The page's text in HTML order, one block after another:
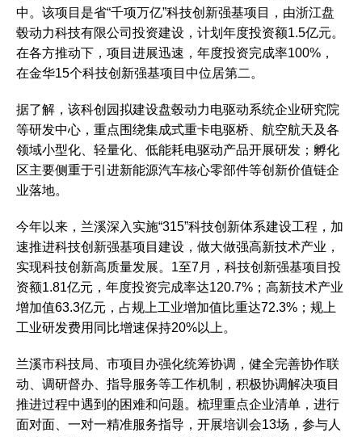
中。该项目是省“千项万亿”科技创新强基项目，由浙江盘
毂动力科技有限公司投资建设，计划年度投资额1.5亿元。
在各方推动下，项目进展迅速，年度投资完成率100%，
在金华15个科技创新强基项目中位居第二。
据了解，该科创园拟建设盘毂动力电驱动系统企业研究院
等研发中心，重点围绕集成式重卡电驱桥、航空航天及各
领域小型化、轻量化、低能耗电驱动产品开展研发；孵化
区主要侧重于引进新能源汽车核心零部件等创新价值链企
业落地。
今年以来，兰溪深入实施“315”科技创新体系建设工程，加
速推进科技创新强基项目建设，做大做强高新技术产业，
实现科技创新高质量发展。1至7月，科技创新强基项目投
资额1.81亿元，年度投资完成率达120.7%；高新技术产业
增加值63.3亿元，占规上工业增加值比重达72.3%；规上
工业研发费用同比增速保持20%以上。
兰溪市科技局、市项目办强化统筹协调，健全完善协作联
动、调研督办、指导服务等工作机制，积极协调解决项目
推进过程中遇到的困难和问题。梳理重点企业清单，进行
面对面、一对一精准服务指导，开展培训会13场，参与人